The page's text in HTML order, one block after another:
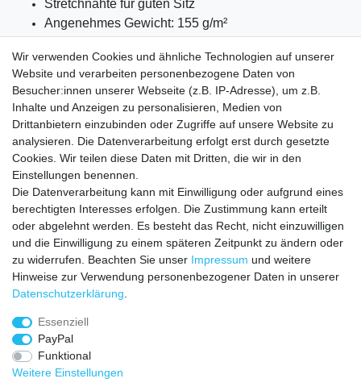
Stretchnähte für guten Sitz
Angenehmes Gewicht: 155 g/m²
Ideal für:Alltag, Freizeit, Arbeit, Sport, unter Hemden oder
Sweatshirts.
VERSANDKOSTEN
Zahlungsarten
Impressum
Widerrufs­recht
Wir verwenden Cookies und ähnliche Technologien auf unserer
Website und verarbeiten personenbezogene Daten von
Besucher:innen unserer Webseite (z.B. IP-Adresse), um z.B.
Inhalte und Anzeigen zu personalisieren, Medien von
Drittanbietern einzubinden oder Zugriffe auf unsere Website zu
analysieren. Die Datenverarbeitung erfolgt erst durch gesetzte
Cookies. Wir teilen diese Daten mit Dritten, die wir in den
Einstellungen benennen.
Die Datenverarbeitung kann mit Einwilligung oder aufgrund eines
berechtigten Interesses erfolgen. Die Zustimmung kann erteilt
oder abgelehnt werden. Es besteht das Recht, nicht einzuwilligen
und die Einwilligung zu einem späteren Zeitpunkt zu ändern oder
zu widerrufen. Beachten Sie unser Impressum und weitere
Hinweise zur Verwendung personenbezogener Daten in unserer
Daten­schutz­erklärung
Essenziell
PayPal
Funktional
Weitere Einstellungen